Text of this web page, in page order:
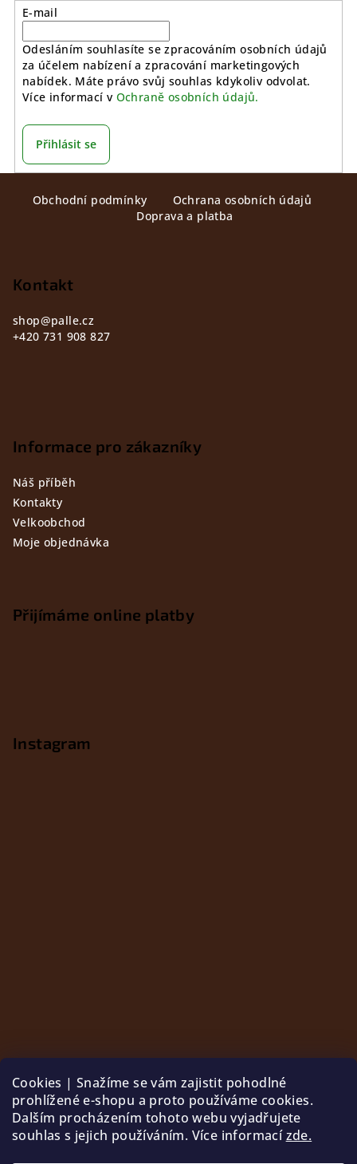
Cookies | Snažíme se vám zajistit pohodlné
prohlížené e-shopu a proto používáme cookies.
Dalším procházením tohoto webu vyjadřujete
souhlas s jejich používáním. Více informacízde.
E-mail
Odesláním souhlasíte se zpracováním osobních údajů
za účelem nabízení a zpracování marketingových
nabídek. Máte právo svůj souhlas kdykoliv odvolat.
Více informací v Ochraně osobních údajů.
Přihlásit se
Obchodní podmínky
Ochrana osobních údajů
Doprava a platba
Kontakt
shop@palle.cz
+420 731 908 827
Informace pro zákazníky
Náš příběh
Kontakty
Velkoobchod
Moje objednávka
Přijímáme online platby
Instagram